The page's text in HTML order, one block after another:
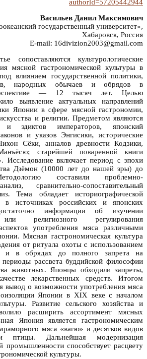
authorId=57205442944
Васильев Данил Максимович
государственный университет»,
Хабаровск, Россия
E-mail: 16divizion2003@gmail.com
сопоставляются культурологические
мясной гастрономической культуры в
влиянием государственной политики,
народных обычаев и обрядов в
— 12 тысяч лет. Целью
выявление актуальных направлений
Японии в сфере мясной гастрономии,
и религии. Предметом являются
и эдиктов императоров, японский
и указов Энгисики, исторические
Сёки, анналов древности Кодзики,
старейшей поваренной книги
Исследование включает период с эпохи
Дзёмон (10000 лет до нашей эры) до
составили проблемно-
сравнительно-сопоставительный
Тема обладает историографической
в источниках российских и японских
информации об изучении
или религиозного регулирования
употребления мяса различными
Мясная гастрономическая культура
от ритуала охоты с использованием
в обрядах до полного запрета на
рассвета буддийской философии
животных. Японцы обходили запреты,
лекарственных средств. Итогом
вывод о возможности употребления мяса
Японии в XIX веке с началом
Развитие сельского хозяйства и
расширить ассортимент мясных
Япония является гастрономическим
мяса «вагю» и десятков видов
Дальнейшая модернизация
промышленности способствует расцвету
культуры.